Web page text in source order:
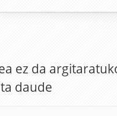
ez da
daude